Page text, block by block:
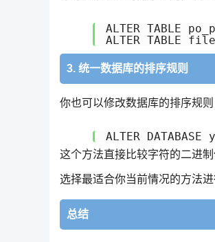
ALTER TABLE
3. 统一数据库的排序规则
你也可以修改数据库的排序规
这个方法直接比较字符的二进
选择最适合你当前情况的方法进
总结